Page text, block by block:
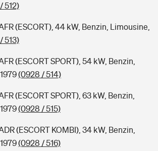
512)
(ESCORT), 44 kW, Benzin, Limousine,
513)
(ESCORT SPORT), 54 kW, Benzin,
(0928 / 514)
(ESCORT SPORT), 63 kW, Benzin,
(0928 / 515)
(ESCORT KOMBI), 34 kW, Benzin,
(0928 / 516)